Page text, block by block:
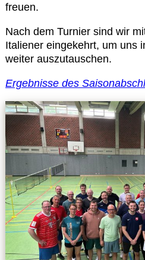
Service
Anmeldung zum Erste-
Downloads
Kalender
Site Map
Anmelden
freuen.
Nach dem Turnier sind wir
Italiener eingekehrt, um uns
weiter auszutauschen.
Ergebnisse des